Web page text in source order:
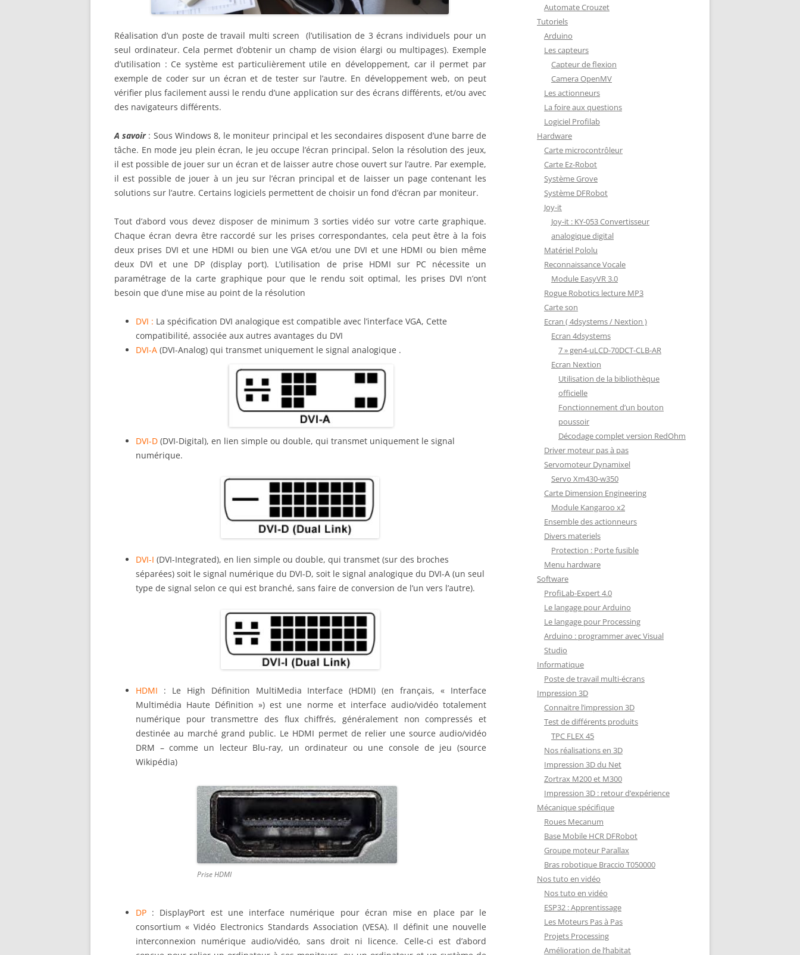
ENSEMBLE DES ACTIONNEURS
DIVERS MATERIELS PROTECTION : PORTE FUSIBLE
MENU HARDWARE
Réalisation d’un poste de travail multi screen (l’utilisation de 3 écrans individuels pour un
seul ordinateur. Cela permet d’obtenir un champ de vision élargi ou multipages). Exemple
d’utilisation : Ce système est particulièrement utile en développement, car il permet par
exemple de coder sur un écran et de tester sur l’autre. En développement web, on peut
vérifier plus facilement aussi le rendu d’une application sur des écrans différents, et/ou avec
des navigateurs différents.
A savoir : Sous Windows 8, le moniteur principal et les secondaires disposent d’une barre de
tâche. En mode jeu plein écran, le jeu occupe l’écran principal. Selon la résolution des jeux,
il est possible de jouer sur un écran et de laisser autre chose ouvert sur l’autre. Par exemple,
il est possible de jouer à un jeu sur l’écran principal et de laisser un page contenant les
solutions sur l’autre. Certains logiciels permettent de choisir un fond d’écran par moniteur.
Tout d’abord vous devez disposer de minimum 3 sorties vidéo sur votre carte graphique.
Chaque écran devra être raccordé sur les prises correspondantes, cela peut être à la fois
deux prises DVI et une HDMI ou bien une VGA et/ou une DVI et une HDMI ou bien même
deux DVI et une DP (display port). L’utilisation de prise HDMI sur PC nécessite un
paramétrage de la carte graphique pour que le rendu soit optimal, les prises DVI n’ont
besoin que d’une mise au point de la résolution
DVI : La spécification DVI analogique est compatible avec l’interface VGA, Cette
compatibilité, associée aux autres avantages du DVI
DVI-A (DVI-Analog) qui transmet uniquement le signal analogique .
DVI-D (DVI-Digital), en lien simple ou double, qui transmet uniquement le signal
numérique.
DVI-I (DVI-Integrated), en lien simple ou double, qui transmet (sur des broches
séparées) soit le signal numérique du DVI-D, soit le signal analogique du DVI-A (un seul
type de signal selon ce qui est branché, sans faire de conversion de l’un vers l’autre).
HDMI : Le High Définition MultiMedia Interface (HDMI) (en français, « Interface
Multimédia Haute Définition ») est une norme et interface audio/vidéo totalement
numérique pour transmettre des flux chiffrés, généralement non compressés et
destinée au marché grand public. Le HDMI permet de relier une source audio/vidéo
DRM – comme un lecteur Blu-ray, un ordinateur ou une console de jeu (source
Wikipédia)
Prise HDMI
DP : DisplayPort est une interface numérique pour écran mise en place par le
consortium « Vidéo Electronics Standards Association (VESA). Il définit une nouvelle
interconnexion numérique audio/vidéo, sans droit ni licence. Celle-ci est d’abord
Automate Crouzet
Tutoriels
Arduino
Les capteurs
Capteur de flexion
Camera OpenMV
Les actionneurs
La foire aux questions
Logiciel Profilab
Hardware
Carte microcontrôleur
Carte Ez-Robot
Système Grove
Système DFRobot
Joy-it
Joy-it : KY-053 Convertisseur
analogique digital
Matériel Pololu
Reconnaissance Vocale
Module EasyVR 3.0
Rogue Robotics lecture MP3
Carte son
Ecran ( 4dsystems / Nextion )
Ecran 4dsystems
7 » gen4-uLCD-70DCT-CLB-AR
Ecran Nextion
Utilisation de la bibliothèque
officielle
Fonctionnement d’un bouton
poussoir
Décodage complet version RedOhm
Driver moteur pas à pas
Servomoteur Dynamixel
Servo Xm430-w350
Carte Dimension Engineering
Module Kangaroo x2
Ensemble des actionneurs
Divers materiels
Protection : Porte fusible
Menu hardware
Software
ProfiLab-Expert 4.0
Le langage pour Arduino
Le langage pour Processing
Arduino : programmer avec Visual
Studio
Informatique
Poste de travail multi-écrans
Impression 3D
Connaitre l’impression 3D
Test de différents produits
TPC FLEX 45
Nos réalisations en 3D
Impression 3D du Net
Zortrax M200 et M300
Impression 3D : retour d’expérience
Mécanique spécifique
Roues Mecanum
Base Mobile HCR DFRobot
Groupe moteur Parallax
Bras robotique Braccio T050000
Nos tuto en vidéo
Nos tuto en vidéo
ESP32 : Apprentissage
Les Moteurs Pas à Pas
Projets Processing
Amélioration de l’habitat